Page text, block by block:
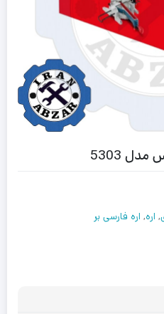
5303
, اره, اره فارسی بر